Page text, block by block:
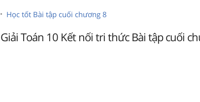
Học tốt Bài tập cuối chương 8
Giải Toán 10 Kết nối tri thức Bài tập cuối